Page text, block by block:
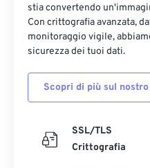
stia convertendo
Con crittografia avanzata,
monitoraggio vigile,
sicurezza dei tuoi dati.
Scopri di più sul
SSL/TLS
Crittografia